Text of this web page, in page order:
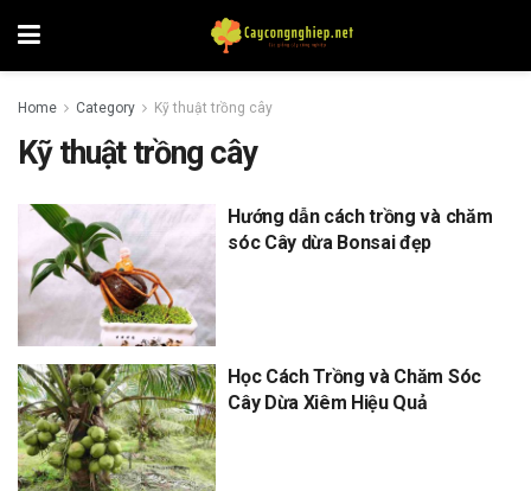
Home Category Kỹ thuật trồng cây
Kỹ thuật trồng cây
Hướng dẫn cách trồng và chăm
sóc Cây dừa Bonsai đẹp
Học Cách Trồng và Chăm Sóc
Cây Dừa Xiêm Hiệu Quả